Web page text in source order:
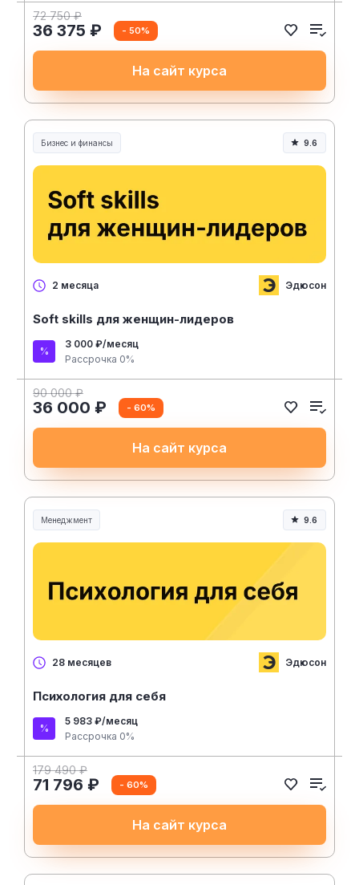
72 750 ₽
36 375 ₽ - 50%
На сайт курса
Бизнес и финансы 9.6
2 месяца Эдюсон
Soft skills для женщин-лидеров
3 000 ₽/месяц
Рассрочка 0%
90 000 ₽
36 000 ₽ - 60%
На сайт курса
Менеджмент
Менеджмент и управление
9.6
28 месяцев Эдюсон
Психология для себя
5 983 ₽/месяц
Рассрочка 0%
179 490 ₽
71 796 ₽ - 60%
На сайт курса